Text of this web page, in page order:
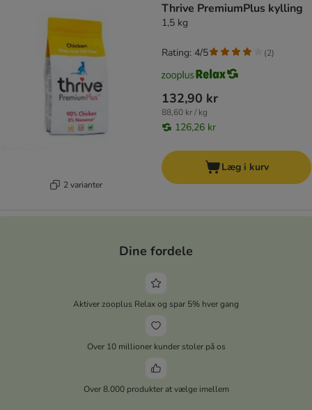
2 varianter
Thrive PremiumPlus kylling
1,5 kg
132,90 kr
88,60 kr / kg
126,26 kr
Rating: 4/5 (2)
Læg i kurv
Dine fordele
Aktiver zooplus Relax og spar 5% hver gang
Over 10 millioner kunder stoler på os
Over 8.000 produkter at vælge imellem